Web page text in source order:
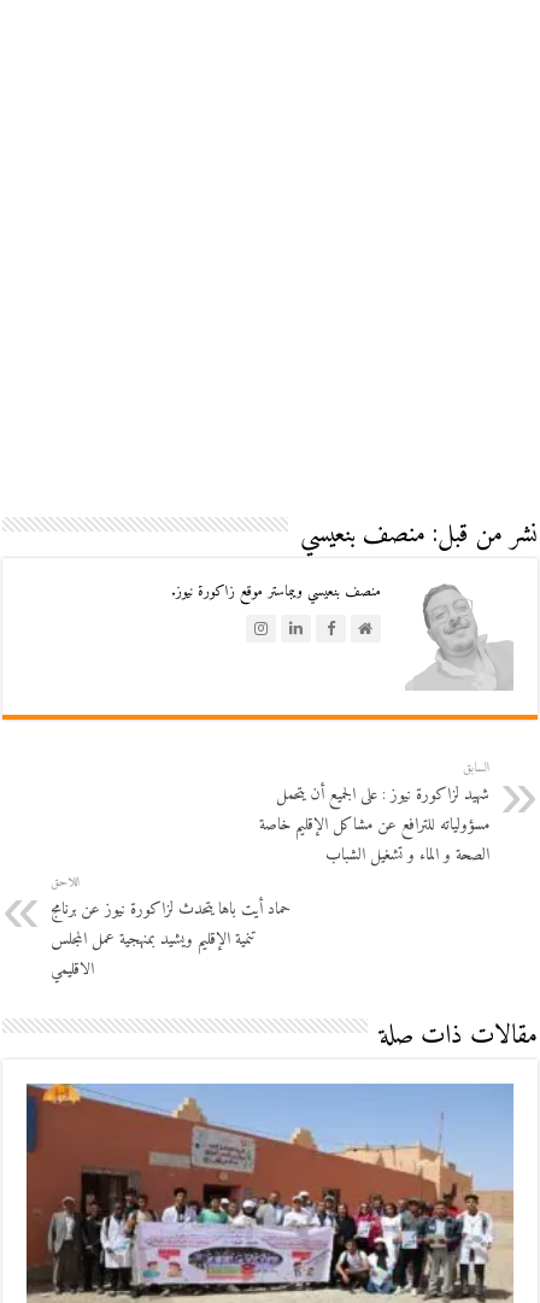
نشر من قبل: منصف بنعيسي
منصف بنعيسي ويبماستر موقع زاكورة نيوز.
السابق
شهيد لزاكورة نيوز : على الجميع أن يتحمل
مسؤولياته للترافع عن مشاكل الإقليم خاصة
الصحة و الماء و تشغيل الشباب
اللاحق
حماد أيت باها يتحدث لزاكورة نيوز عن برنامج
تنمية الإقليم ويشيد بمنهجية عمل المجلس
الاقليمي
مقالات ذات صلة